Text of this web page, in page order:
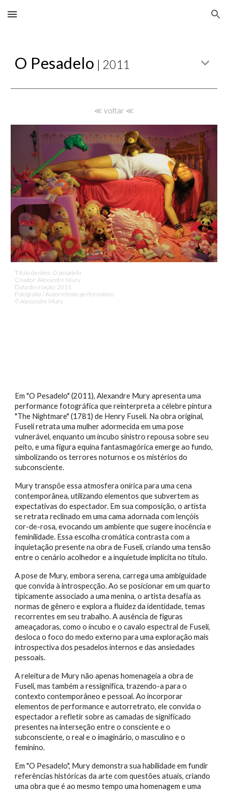
Skip to main content Skip to navigation
O Pesadelo | 2011
≪ voltar ≪
Título da obra: O pesadelo
Criador: Alexandre Mury
Data de criação: 201 1
Fotografia / Autorretrato performático
© Alexandre Mury
Em "O Pesadelo" (2011), Alexandre Mury apresenta uma
performance fotográfica que reinterpreta a célebre pintura
"The Nightmare" (1781) de Henry Fuseli. Na obra original,
Fuseli retrata uma mulher adormecida em uma pose
vulnerável, enquanto um íncubo sinistro repousa sobre seu
peito, e uma figura equina fantasmagórica emerge ao fundo,
simbolizando os terrores noturnos e os mistérios do
subconsciente.
Mury transpõe essa atmosfera onírica para uma cena
contemporânea, utilizando elementos que subvertem as
expectativas do espectador. Em sua composição, o artista
se retrata reclinado em uma cama adornada com lençóis
cor-de-rosa, evocando um ambiente que sugere inocência e
feminilidade. Essa escolha cromática contrasta com a
inquietação presente na obra de Fuseli, criando uma tensão
entre o cenário acolhedor e a inquietude implícita no título.
A pose de Mury, embora serena, carrega uma ambiguidade
que convida à introspecção. Ao se posicionar em um quarto
tipicamente associado a uma menina, o artista desafia as
normas de gênero e explora a fluidez da identidade, temas
recorrentes em seu trabalho. A ausência de figuras
ameaçadoras, como o íncubo e o cavalo espectral de Fuseli,
desloca o foco do medo externo para uma exploração mais
introspectiva dos pesadelos internos e das ansiedades
pessoais.
A releitura de Mury não apenas homenageia a obra de
Fuseli, mas também a ressignifica, trazendo-a para o
contexto contemporâneo e pessoal. Ao incorporar
elementos de performance e autorretrato, ele convida o
espectador a refletir sobre as camadas de significado
presentes na interseção entre o consciente e o
subconsciente, o real e o imaginário, o masculino e o
feminino.
Em "O Pesadelo", Mury demonstra sua habilidade em fundir
referências históricas da arte com questões atuais, criando
uma obra que é ao mesmo tempo uma homenagem e uma